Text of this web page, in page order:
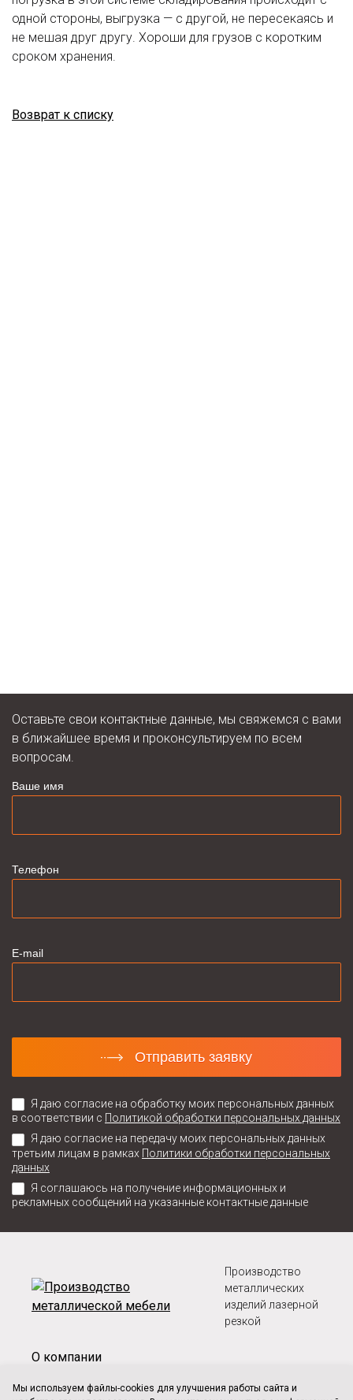
одной стороны, выгрузка — с другой, не пересекаясь и
не мешая друг другу. Хороши для грузов с коротким
сроком хранения.
Возврат к списку
Оставьте свои контактные данные, мы свяжемся с вами
в ближайшее время и проконсультируем по всем
вопросам.
Ваше имя
Телефон
E-mail
Отправить заявку
Я даю согласие на обработку моих персональных данных
в соответствии с Политикой обработки персональных данных
Я даю согласие на передачу моих персональных данных
третьим лицам в рамках Политики обработки персональных
данных
Я соглашаюсь на получение информационных и
рекламных сообщений на указанные контактные данные
Производство
металлических
изделий лазерной
резкой
О компании
Оплата и доставка
Мы используем файлы-cookies для улучшения работы сайта и